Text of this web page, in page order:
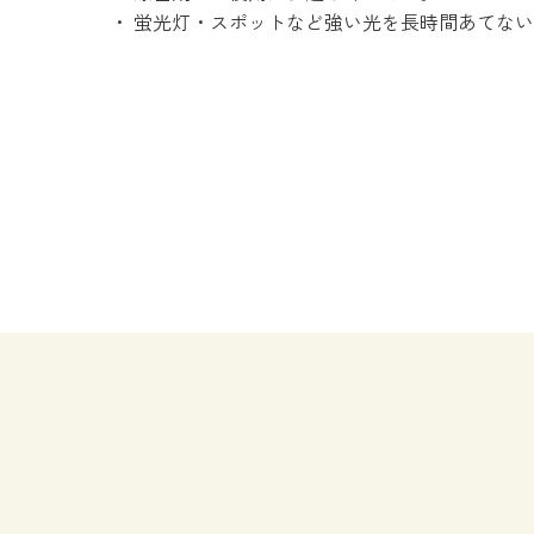
・ 蛍光灯・スポットなど強い光を長時間あてない